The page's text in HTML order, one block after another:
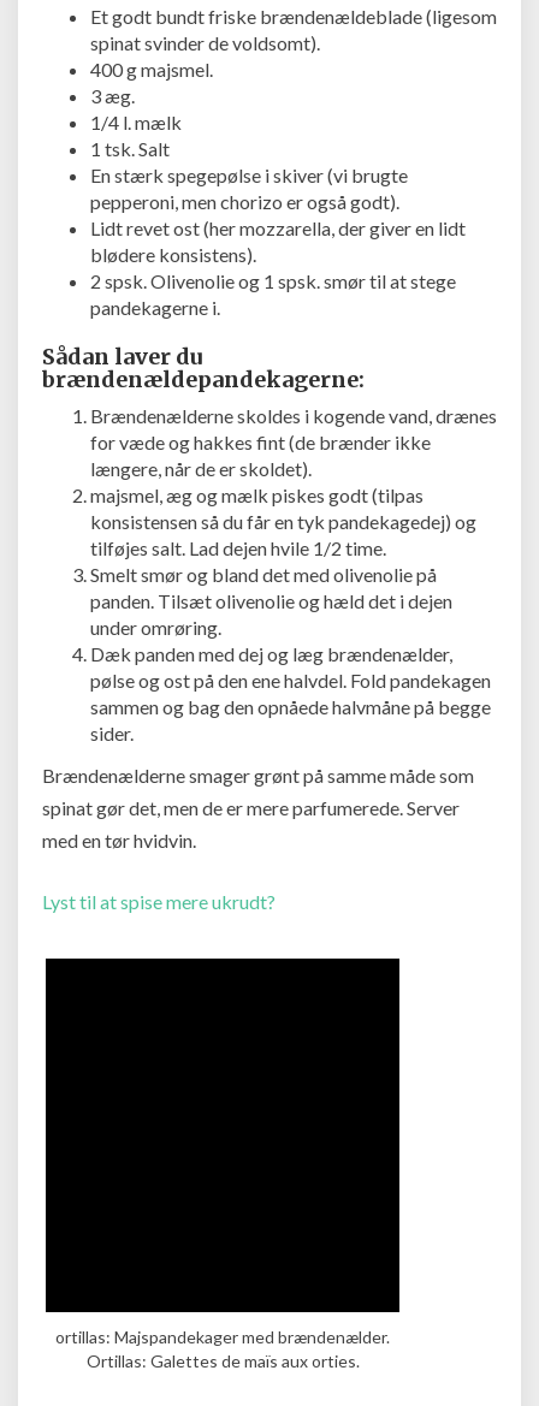
Et godt bundt friske brændenældeblade (ligesom
spinat svinder de voldsomt).
400 g majsmel.
3 æg.
1/4 l. mælk
1 tsk. Salt
En stærk spegepølse i skiver (vi brugte
pepperoni, men chorizo er også godt).
Lidt revet ost (her mozzarella, der giver en lidt
blødere konsistens).
2 spsk. Olivenolie og 1 spsk. smør til at stege
pandekagerne i.
Sådan laver du
brændenældepandekagerne:
Brændenælderne skoldes i kogende vand, drænes
for væde og hakkes fint (de brænder ikke
længere, når de er skoldet).
majsmel, æg og mælk piskes godt (tilpas
konsistensen så du får en tyk pandekagedej) og
tilføjes salt. Lad dejen hvile 1/2 time.
Smelt smør og bland det med olivenolie på
panden. Tilsæt olivenolie og hæld det i dejen
under omrøring.
Dæk panden med dej og læg brændenælder,
pølse og ost på den ene halvdel. Fold pandekagen
sammen og bag den opnåede halvmåne på begge
sider.
Brændenælderne smager grønt på samme måde som
spinat gør det, men de er mere parfumerede. Server
med en tør hvidvin.
Lyst til at spise mere ukrudt?
ortillas: Majspandekager med brændenælder.
Ortillas: Galettes de maïs aux orties.